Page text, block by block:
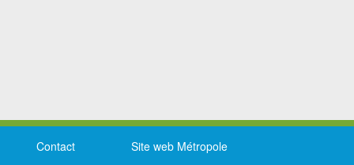
Contact Site web Métropole